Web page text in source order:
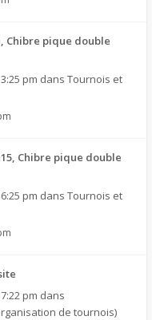
Chibre pique double
pm dans Tournois et
Chibre pique double
pm dans Tournois et
pm dans
de tournois)